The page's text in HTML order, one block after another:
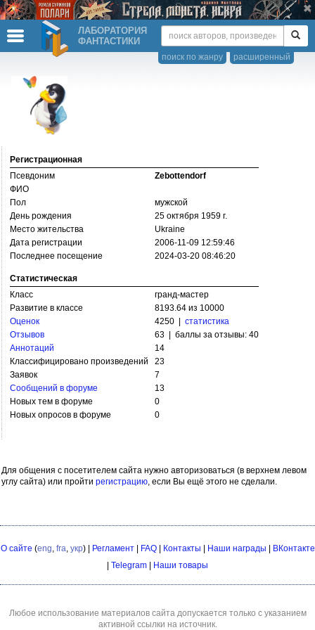
ЛАБОРАТОРИЯ
ФАНТАСТИКИ
расширенный
поиск по жанру
Регистрационная
Псевдоним
Zebottendorf
ФИО
Пол
мужской
День рождения
25 октября 1959 г.
Место жительства
Ukraine
Дата регистрации
2006-11-09 12:59:46
Последнее посещение
2024-03-20 08:46:20
Статистическая
Класс
гранд-мастер
Развитие в классе
8193.64 из 10000
Оценок
4250 | статистика
Отзывов
63 | баллы за отзывы: 40
Аннотаций
14
Классифицировано произведений
23
Заявок
7
Сообщений в форуме
13
Новых тем в форуме
0
Новых опросов в форуме
0
Для общения с посетителем сайта нужно авторизоваться (в верхнем левом
углу сайта) или пройти регистрацию, если Вы ещё этого не сделали.
О сайте (eng, fra, укр) | Регламент| FAQ| Контакты Наши награды
ВКонтакте
Telegram Наши товары
Любое использование материалов сайта допускается только с указанием
активной ссылки на источник.